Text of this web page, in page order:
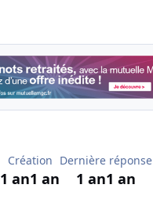
Création
1 an1 an
Dernière réponse
1 an1 an